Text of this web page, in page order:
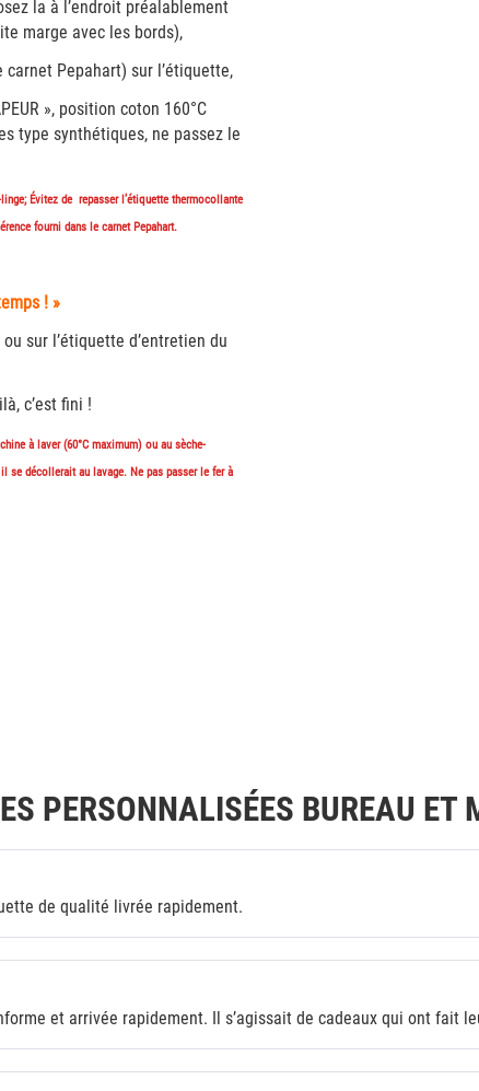
la à l’endroit préalablement
marge avec les bords),
Pepahart) sur l’étiquette,
», position coton 160°C
type synthétiques, ne passez le
Évitez de repasser l’étiquette thermocollante
fourni dans le carnet Pepahart.
! »
sur l’étiquette d’entretien du
c’est fini !
à laver (60°C maximum) ou au sèche-
se décollerait au lavage. Ne pas passer le fer à
PERSONNALISÉES BUREAU ET
de qualité livrée rapidement.
et arrivée rapidement. Il s’agissait de cadeaux qui ont fait